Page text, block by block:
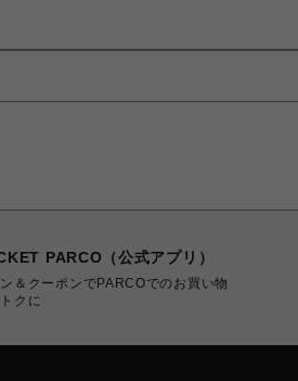
PARCO（公式アプリ）
＆クーポンでPARCOでのお買い物
クに